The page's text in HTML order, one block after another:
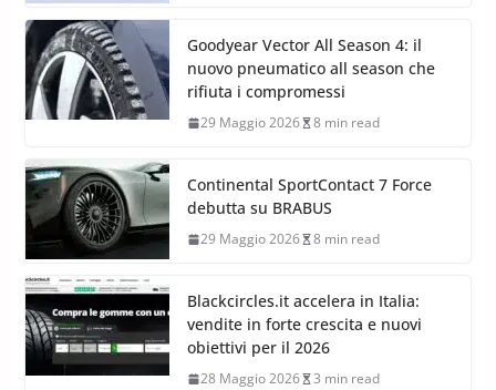
Goodyear Vector All Season 4: il
nuovo pneumatico all season che
rifiuta i compromessi
29 Maggio 2026 8 min read
Continental SportContact 7 Force
debutta su BRABUS
29 Maggio 2026 8 min read
Blackcircles.it accelera in Italia:
vendite in forte crescita e nuovi
obiettivi per il 2026
28 Maggio 2026 3 min read